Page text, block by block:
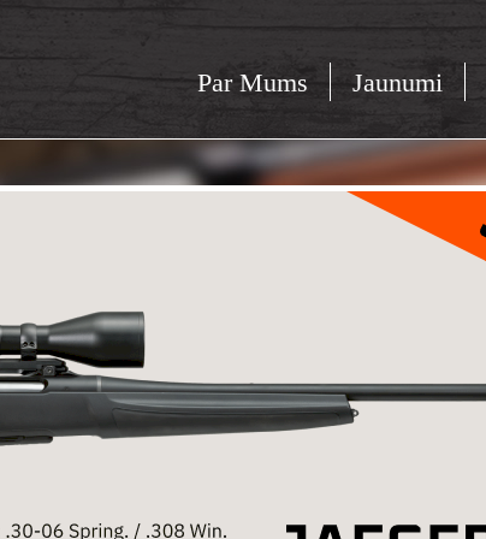
Par Mums Jaunumi